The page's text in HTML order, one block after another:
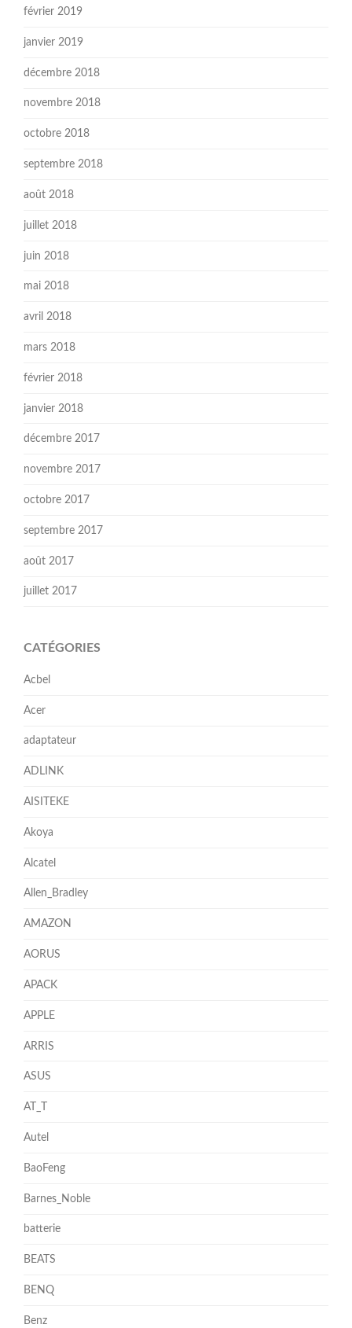
février 2019
janvier 2019
décembre 2018
novembre 2018
octobre 2018
septembre 2018
août 2018
juillet 2018
juin 2018
mai 2018
avril 2018
mars 2018
février 2018
janvier 2018
décembre 2017
novembre 2017
octobre 2017
septembre 2017
août 2017
juillet 2017
CATÉGORIES
Acbel
Acer
adaptateur
ADLINK
AISITEKE
Akoya
Alcatel
Allen_Bradley
AMAZON
AORUS
APACK
APPLE
ARRIS
ASUS
AT_T
Autel
BaoFeng
Barnes_Noble
batterie
BEATS
BENQ
Benz